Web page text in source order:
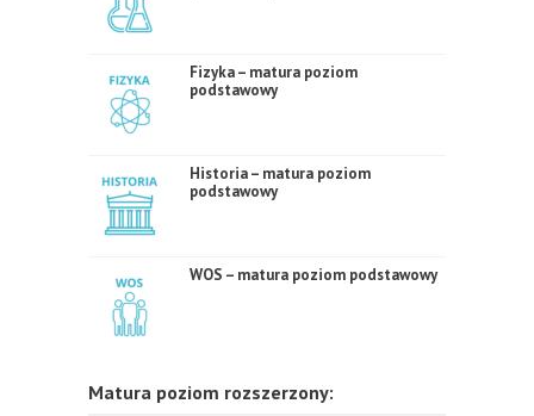
Fizyka – matura poziom
podstawowy
Historia – matura poziom
podstawowy
WOS – matura poziom podstawowy
Matura poziom rozszerzony: